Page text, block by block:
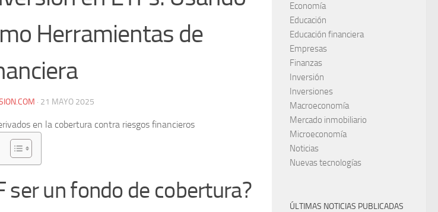
Herramientas de
· 21 MAYO 2025
ser un fondo de cobertura?
Economía
Educación
Educación financiera
Empresas
Finanzas
Inversión
Inversiones
Macroeconomía
Mercado inmobiliario
Microeconomía
Noticias
Nuevas tecnologías
ÚLTIMAS NOTICIAS PUBLICADAS